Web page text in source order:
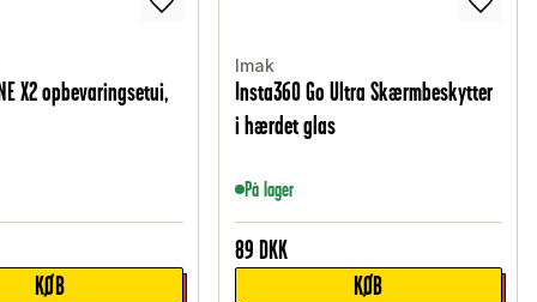
X2 opbevaringsetui,
KØB
Imak
Insta360 Go Ultra Skærmbeskytter
i hærdet glas
På lager
89 DKK
KØB